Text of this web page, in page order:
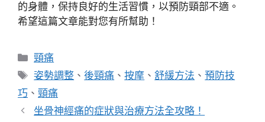
的身體，保持良好的生活習慣，以預防頸部不適。
希望這篇文章能對您有所幫助！
分
類
頸痛
標
籤
姿勢調整 、後頸痛 、按摩 、舒緩方法 、預防技
巧 、 頸痛
坐骨神經痛的症狀與治療方法全攻略！